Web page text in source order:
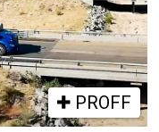
PROFF